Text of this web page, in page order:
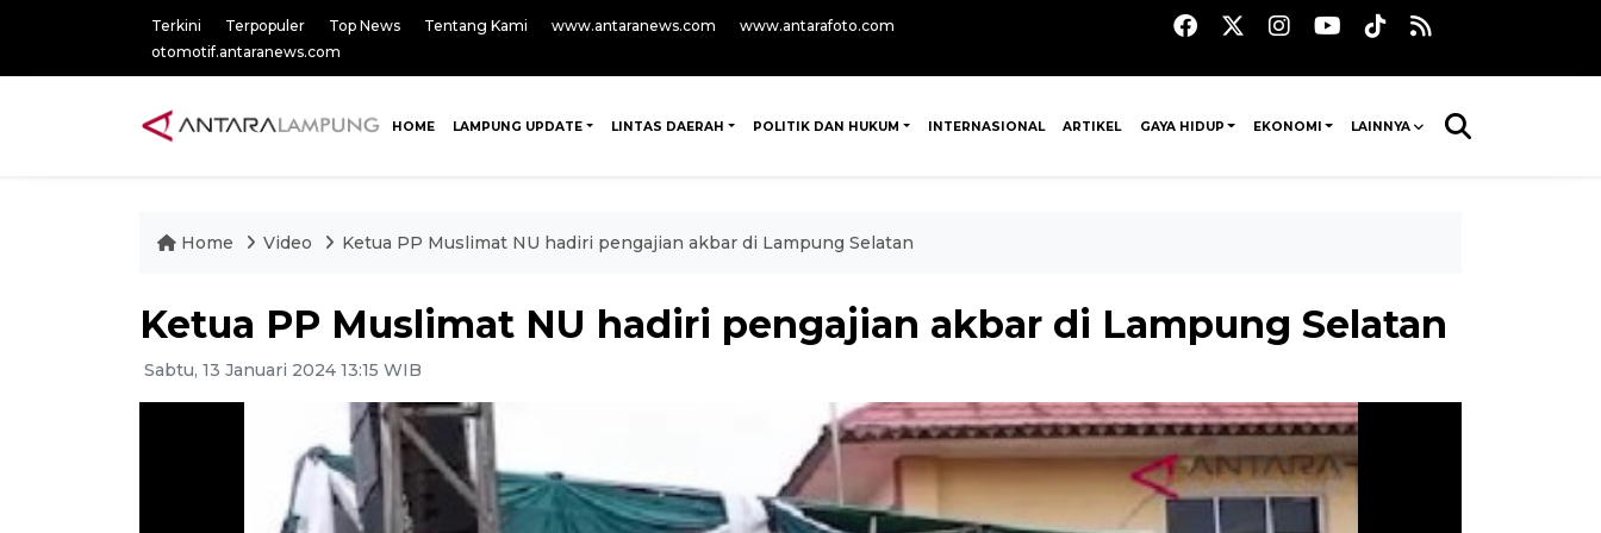
Terkini Terpopuler Top News Tentang Kami www.antaranews.com
www.antarafoto.com
otomotif.antaranews.com
HOME LAMPUNG UPDATE LINTAS DAERAH POLITIK DAN HUKUM INTERNASIONAL ARTIKEL GAYA HIDUP EKONOMI LAINNYA
Home Video Ketua PP Muslimat NU hadiri pengajian akbar di Lampung Selatan
Ketua PP Muslimat NU hadiri pengajian akbar di Lampung Selatan
Sabtu, 13 Januari 2024 13:15 WIB